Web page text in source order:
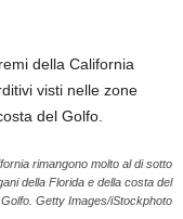
della California
visti nelle zone
del Golfo.
rimangono molto al di sotto
della Florida e della costa del
Golfo. Getty Images/iStockphoto